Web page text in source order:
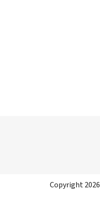
Copyright 2026